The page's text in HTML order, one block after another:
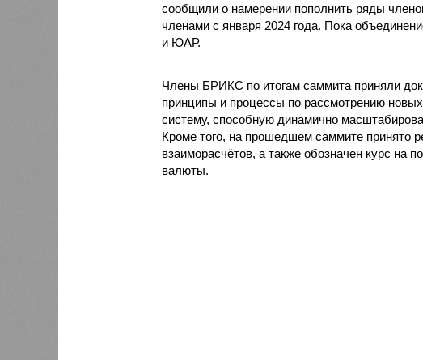
сообщили о намерении пополнить ряды
членами с января 2024 года. Пока
и ЮАР.
Члены БРИКС по итогам саммита приняли
принципы и процессы по рассмотрению
систему, способную динамично
Кроме того, на прошедшем саммите принято
взаиморасчётов, а также обозначен курс на
валюты.